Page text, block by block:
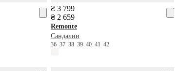
₴ 3 799
₴ 2 659
Remonte
Сандалии
36 37 38 39 40 41 42